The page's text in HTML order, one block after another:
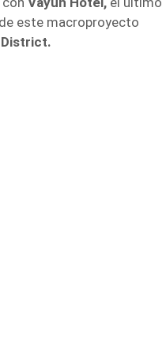
este macroproyecto